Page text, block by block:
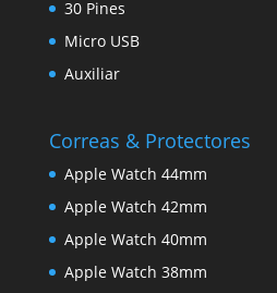
30 Pines
Micro USB
Auxiliar
Correas & Protectores
Apple Watch 44mm
Apple Watch 42mm
Apple Watch 40mm
Apple Watch 38mm